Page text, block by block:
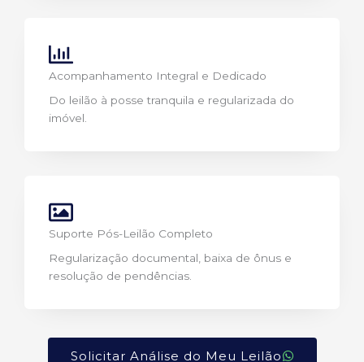
Acompanhamento Integral e Dedicado
Do leilão à posse tranquila e regularizada do
imóvel.
Suporte Pós-Leilão Completo
Regularização documental, baixa de ônus e
resolução de pendências.
Solicitar Análise do Meu Leilão